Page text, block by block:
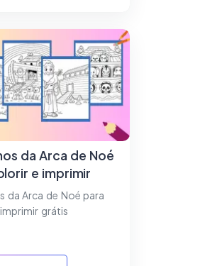
da Arca de Noé
e imprimir
da Arca de Noé para
grátis